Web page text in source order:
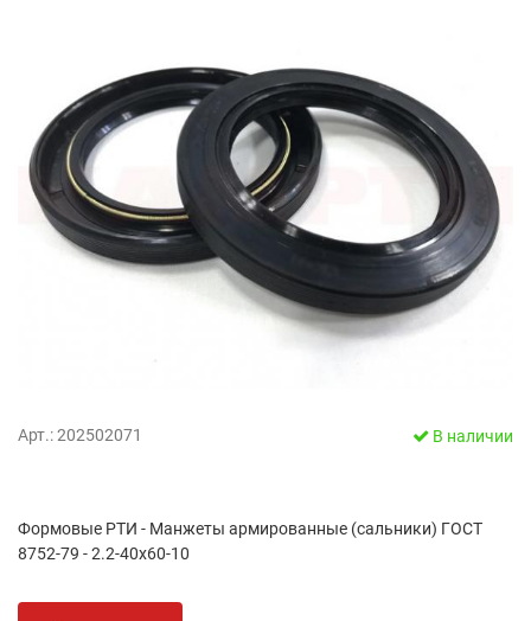
Арт.: 202502071 В наличии
Формовые РТИ - Манжеты армированные (сальники) ГОСТ
8752-79 - 2.2-40х60-10